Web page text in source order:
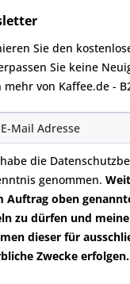
Sie den
Sie keine
mehr von Kaffee.de -
die
genommen.
Auftrag oben
zu dürfen und
dieser für
Zwecke erfolgen.